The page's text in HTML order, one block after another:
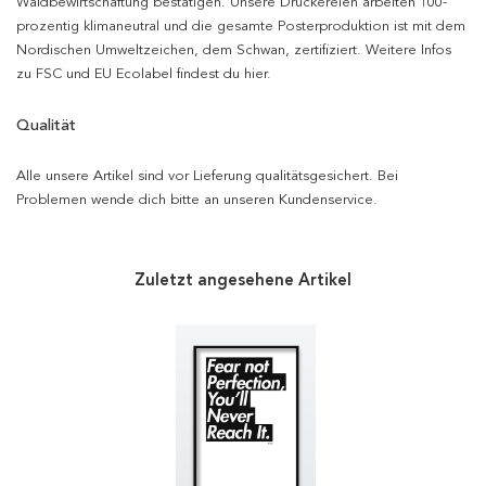
prozentig klimaneutral und die gesamte Posterproduktion ist mit dem
Nordischen Umweltzeichen, dem Schwan, zertifiziert. Weitere Infos
zu FSC und EU Ecolabel findest du hier.
Qualität
Alle unsere Artikel sind vor Lieferung qualitätsgesichert. Bei
Problemen wende dich bitte an unseren Kundenservice.
Zuletzt angesehene Artikel